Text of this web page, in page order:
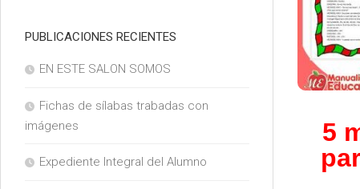
5
PUBLICACIONES RECIENTES
EN ESTE SALON SOMOS
Fichas de sílabas trabadas con
imágenes
Expediente Integral del Alumno